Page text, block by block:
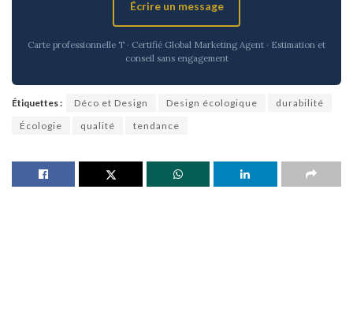
Écrire un message
Carte professionnelle T · Certifié Global Marketing Agent · Estimation et
conseil sans engagement
Étiquettes : Déco et Design Design écologique
durabilité
Écologie
qualité tendance